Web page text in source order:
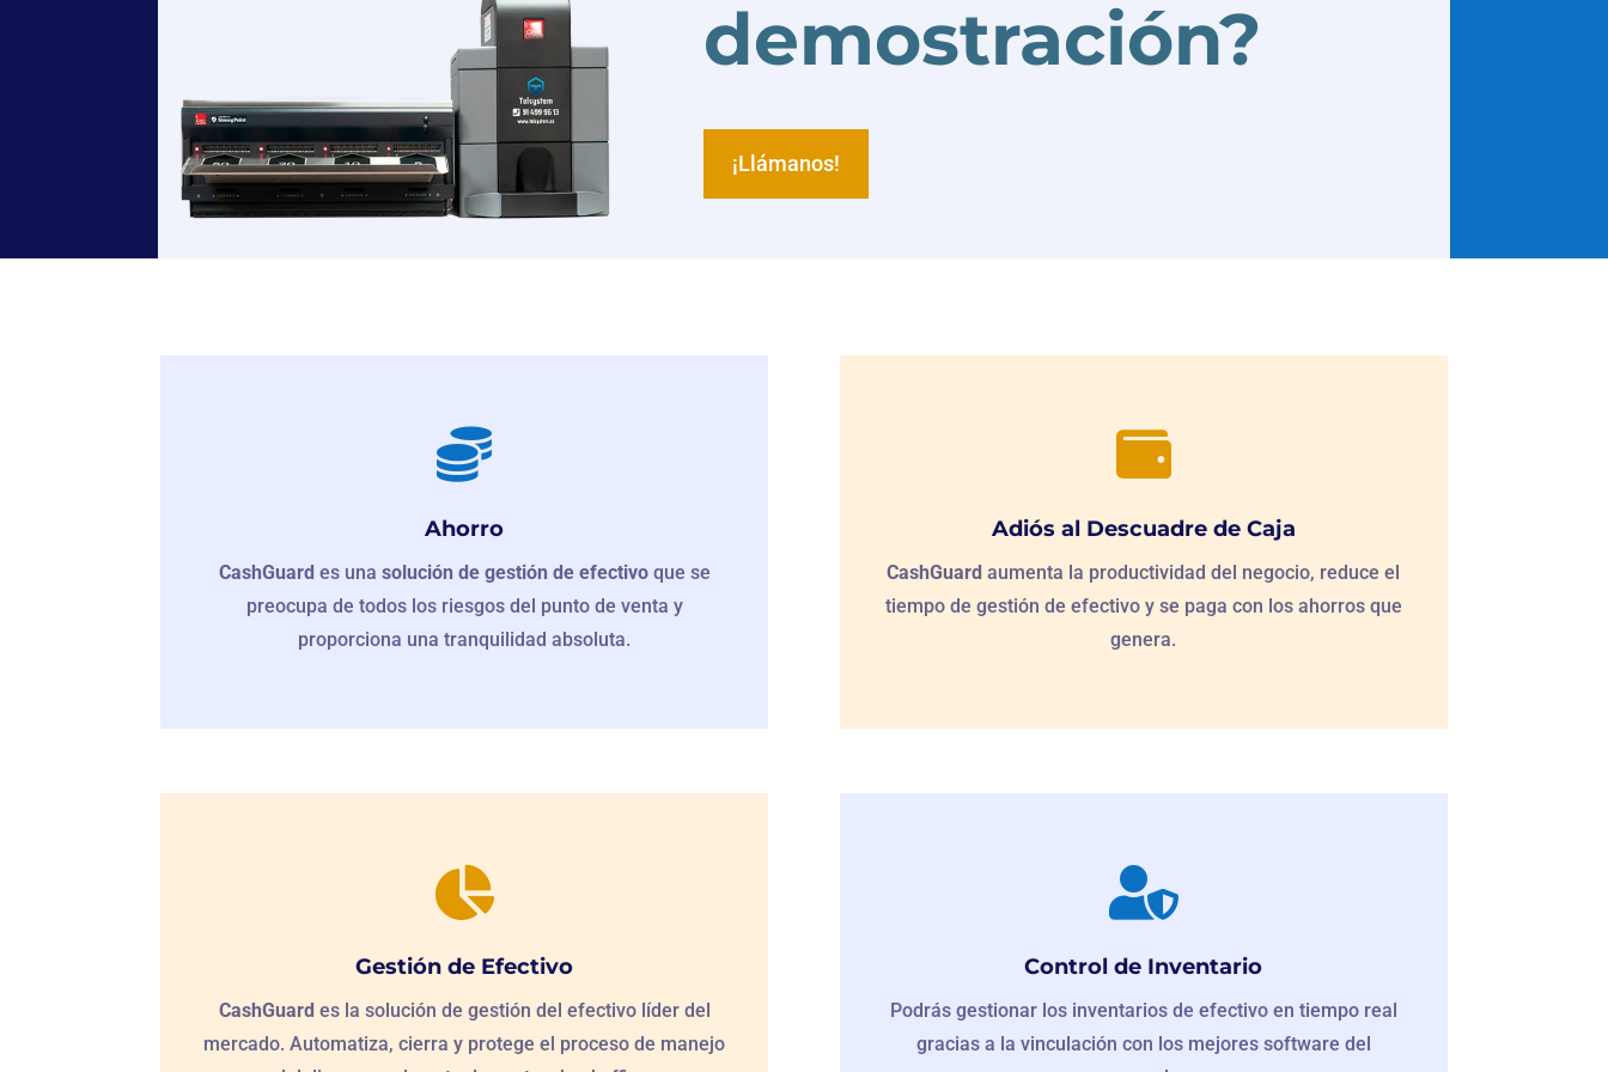
demostración?
¡Llámanos!

Ahorro
CashGuard es una solución de gestión de efectivoque se
preocupa de todos los riesgos del punto de venta y
proporciona una tranquilidad absoluta.

Adiós al Descuadre de Caja
CashGuard aumenta la productividad del negocio, reduce el
tiempo de gestión de efectivo y se paga con los ahorros que
genera.

Gestión de Efectivo
CashGuard es la solución de gestión del efectivo líder del
mercado. Automatiza, cierra y protege el proceso de manejo

Control de Inventario
Podrás gestionar los inventarios de efectivo en tiempo real
gracias a la vinculación con los mejores software del